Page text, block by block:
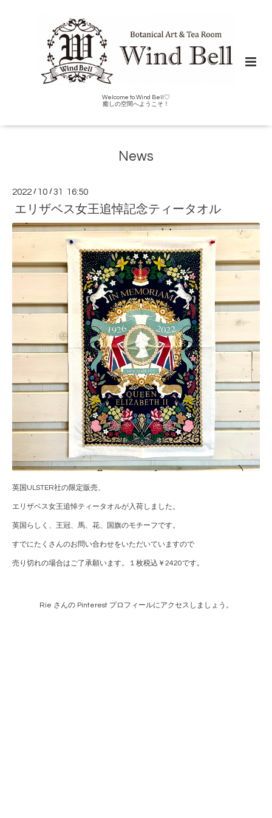
Welcome to Wind Bell♡
癒しの空間へようこそ！
News
2022 / 10 /31 16:50
エリザベス女王追悼記念ティータオル
英国ULSTER社の限定販売、
エリザベス女王追悼ティータオルが入荷しました。
英国らしく、王冠、馬、花、国旗のモチーフです。
すでにたくさんのお問い合わせをいただいていますので
売り切れの場合はご了承願います。１枚税込￥2420です。
Rie さんの Pinterest プロフィールにアクセスしましょう。